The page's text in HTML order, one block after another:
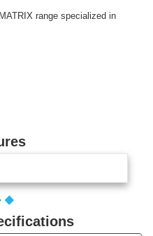
range specialized in